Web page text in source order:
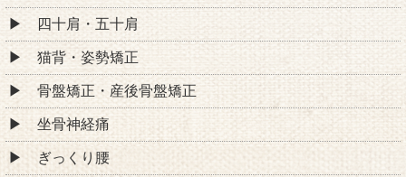
四十肩・五十肩
猫背・姿勢矯正
骨盤矯正・産後骨盤矯正
坐骨神経痛
ぎっくり腰